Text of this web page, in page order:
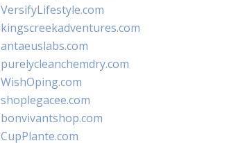
VersifyLifestyle.com
kingscreekadventures.com
antaeuslabs.com
purelycleanchemdry.com
WishOping.com
shoplegacee.com
bonvivantshop.com
CupPlante.com